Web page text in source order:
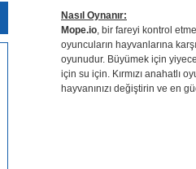
Nasıl Oynanır:
Mope.io, bir fareyi kontrol
oyuncuların hayvanlarına
oyunudur. Büyümek için
için su için. Kırmızı anahatlı
hayvanınızı değiştirin ve en